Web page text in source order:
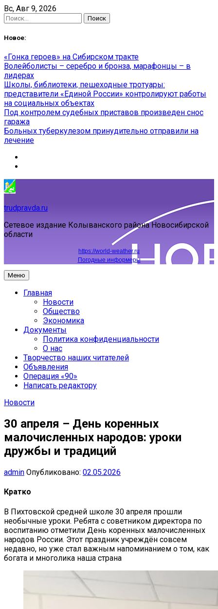
Skip
to
content
Вс, Авг 9, 2026
Найти:
Новое:
«Гонка героев» на Сибирском тракте
Волейболисты – серебро и бронза, марафонцы – в
лидерах
Школы, библиотеки, пешеходные тротуары:
представители «Единой России» контролируют работы
на социальных объектах
Под контролем судебных приставов произведен снос
гаража
Больных туберкулезом принудительно отправили на
лечение
trudpravda.ru
Сетевое издание Колыванского района Новосибирской
области
https://world-weather.ru
Погодные информеры
Меню
Главная
Новости
Общество
Экономика
Документы
Политика конфиденциальности
О нас
Творчество наших читателей
Объявления
Операция «90»
Написать редактору
Новости
30 апреля – День коренных
малочисленных народов: уроки
дружбы и традиций
admin Опубликовано: 02.05.2026
Кратко
В Пихтовской средней школе 30 апреля прошли
необычные уроки. Ребята с советником директора по
воспитанию отметили День коренных малочисленных
народов России. Этот праздник учреждён совсем
недавно, но уже стал важным напоминанием о том, как
богата и многолика наша страна